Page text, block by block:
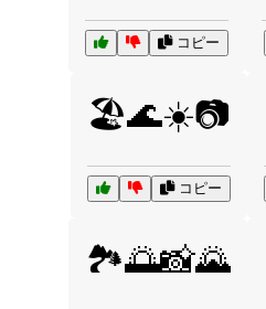
コピー
🏖️🌊☀️📷
コピー
🏞️🌅📸🌄